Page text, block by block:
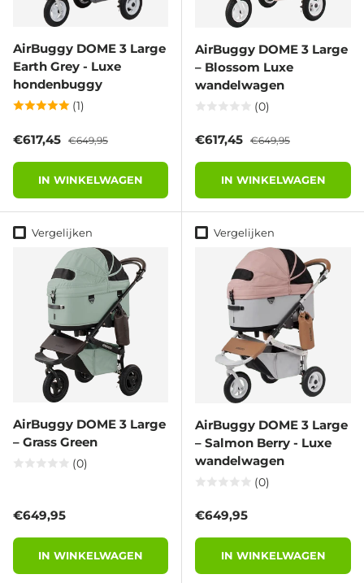
AirBuggy DOME 3 Large
Earth Grey - Luxe
hondenbuggy
(1)
Verkoopprijs
€617,45 Reguliere prijs
€649,95
IN WINKELWAGEN
AirBuggy DOME 3 Large
– Blossom Luxe
wandelwagen
(0)
Verkoopprijs
€617,45 Reguliere prijs
€649,95
IN WINKELWAGEN
Vergelijken
AirBuggy DOME 3 Large
– Grass Green
(0)
Reguliere prijs
€649,95
IN WINKELWAGEN
Vergelijken
AirBuggy DOME 3 Large
– Salmon Berry - Luxe
wandelwagen
(0)
Reguliere prijs
€649,95
IN WINKELWAGEN